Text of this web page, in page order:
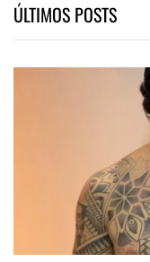
ÚLTIMOS POSTS